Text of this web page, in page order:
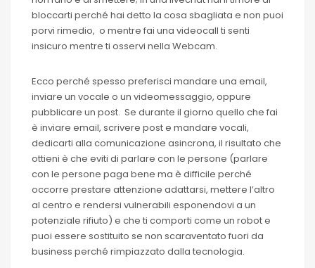
bloccarti perché hai detto la cosa sbagliata e non puoi
porvi rimedio, o mentre fai una videocall ti senti
insicuro mentre ti osservi nella Webcam.
Ecco perché spesso preferisci mandare una email,
inviare un vocale o un videomessaggio, oppure
pubblicare un post. Se durante il giorno quello che fai
è inviare email, scrivere post e mandare vocali,
dedicarti alla comunicazione asincrona, il risultato che
ottieni è che eviti di parlare con le persone (parlare
con le persone paga bene ma è difficile perché
occorre prestare attenzione adattarsi, mettere l’altro
al centro e rendersi vulnerabili esponendovi a un
potenziale rifiuto) e che ti comporti come un robot e
puoi essere sostituito se non scaraventato fuori da
business perché rimpiazzato dalla tecnologia.